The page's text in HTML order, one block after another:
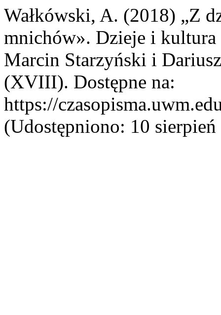
Wałkówski, A. (2018) „Z
mnichów». Dzieje i kultura
Marcin Starzyński i
(XVIII). Dostępne na:
https://
(Udostępniono: 10